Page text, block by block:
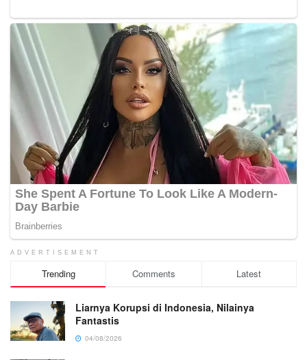
ADVERTISEMENT
Trending Comments Latest
Liarnya Korupsi di Indonesia, Nilainya
Fantastis
04/08/2026